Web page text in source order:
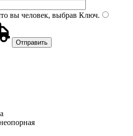
вы человек, выбрав Ключ.